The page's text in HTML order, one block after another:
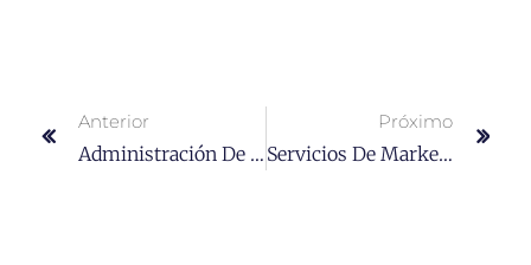
Anterior
Administración De Propiedades En Puerto Plata: Todo Lo Que Necesitas Saber
Próximo
Servicios De Marketing Digital: Impulsa Tu Negocio Al Éxito